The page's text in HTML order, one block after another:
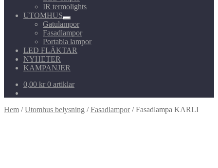
IR termolights
UTOMHUS
Expandera
undermeny
Gatulampor
Fasadlampor
Portabla lampor
LED FLÄKTAR
NYHETER
KAMPANJER
0,00 kr 0 artiklar
Hem /Utomhus belysning /Fasadlampor/Fasadlampa KARLI